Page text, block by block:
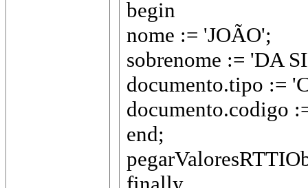
begin
nome := 'JOÃO';
sobrenome := 'DA
documento.tipo :=
documento.codigo
end;